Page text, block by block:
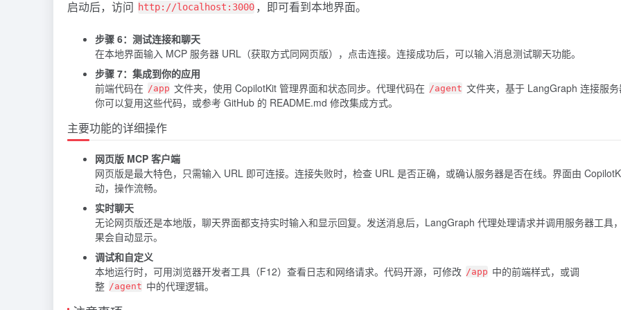
启动后，访问 http://localhost:3000 ，即可看到本地界面。
步骤 6：测试连接和聊天
在本地界面输入 MCP 服务器 URL（获取方式同网页版），点击连接。连接成功后，可以输入消息测试聊天功能。
步骤 7：集成到你的应用
前端代码在 /app 文件夹，使用 CopilotKit 管理界面和状态同步。代理代码在 /agent 文件夹，基于 LangGraph 连接服务
你可以复用这些代码，或参考 GitHub 的 README.md 修改集成方式。
主要功能的详细操作
网页版 MCP 客户端
网页版是最大特色，只需输入 URL 即可连接。连接失败时，检查 URL 是否正确，或确认服务器是否在线。界面由
动，操作流畅。
实时聊天
无论网页版还是本地版，聊天界面都支持实时输入和显示回复。发送消息后，LangGraph 代理处理请求并调用服务器工具
果会自动显示。
调试和自定义
本地运行时，可用浏览器开发者工具（F12）查看日志和网络请求。代码开源，可修改 /app 中的前端样式，或调
整 /agent 中的代理逻辑。